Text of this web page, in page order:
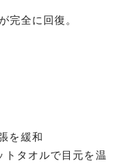
完全に回復。
を緩和
タオルで目元を温